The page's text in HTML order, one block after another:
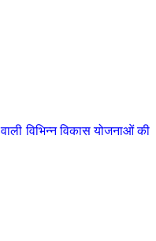
विभिन्न विकास योजनाओं की